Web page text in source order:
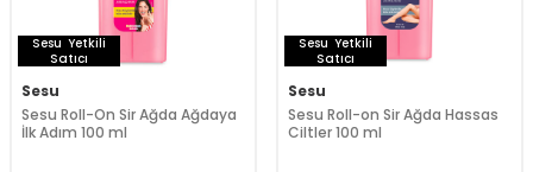
Sesu Yetkili
Satıcı
Sesu
Sesu Roll-On Sir Ağda Ağdaya
İlk Adım 100 ml
Sesu Yetkili
Satıcı
Sesu
Sesu Roll-on Sir Ağda Hassas
Ciltler 100 ml